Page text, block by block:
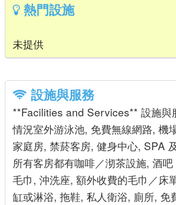
熱門設施
未提供
設施與服務
**Facilities and Services** 設施與
情況室外游泳池, 免費無線網路, 機
家庭房, 禁菸客房, 健身中心, SPA
所有客房都有咖啡／沏茶設施, 酒
毛巾, 沖洗座, 額外收費的毛巾／床
缸或淋浴, 拖鞋, 私人衛浴, 廁所, 免